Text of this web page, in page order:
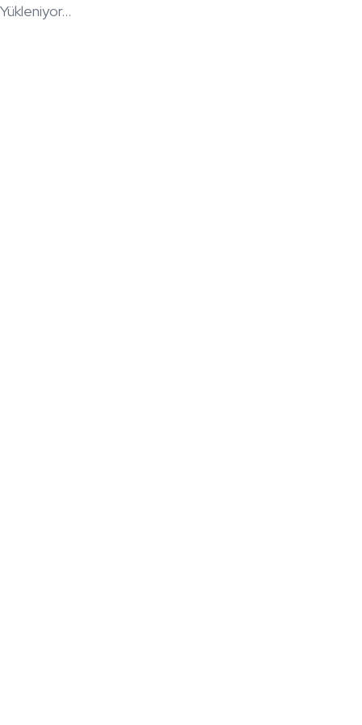
Yükleniyor...